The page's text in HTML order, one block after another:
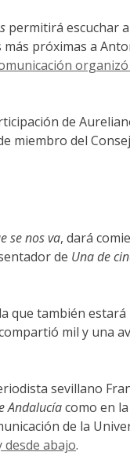
permitirá escuchar
próximas a
de
miembro del
se nos va, dará
de Una de
que también
mil y una
sevillano
Andalucíacomo en
de la
desde abajo.